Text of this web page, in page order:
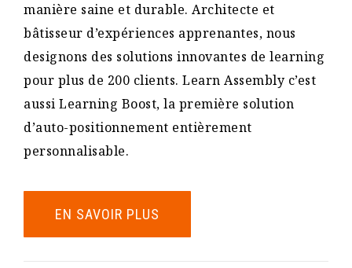
manière saine et durable. Architecte et
bâtisseur d’expériences apprenantes, nous
designons des solutions innovantes de learning
pour plus de 200 clients. Learn Assembly c’est
aussi Learning Boost, la première solution
d’auto-positionnement entièrement
personnalisable.
EN SAVOIR PLUS